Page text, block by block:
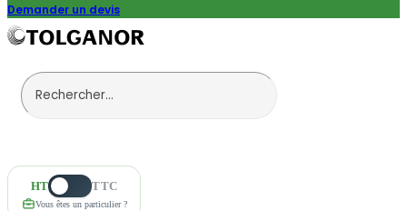
Demander un devis
HT TTC
Vous êtes un particulier ?